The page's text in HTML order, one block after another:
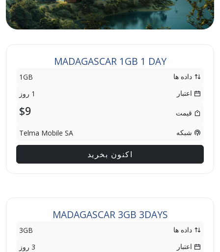
MADAGASCAR 1GB 1 DAY
داده ها
1GB
اعتبار
1 روز
قیمت $9
شبکه Telma Mobile SA
اکنون بخرید
MADAGASCAR 3GB 3DAYS
داده ها
3GB
اعتبار
3 روز